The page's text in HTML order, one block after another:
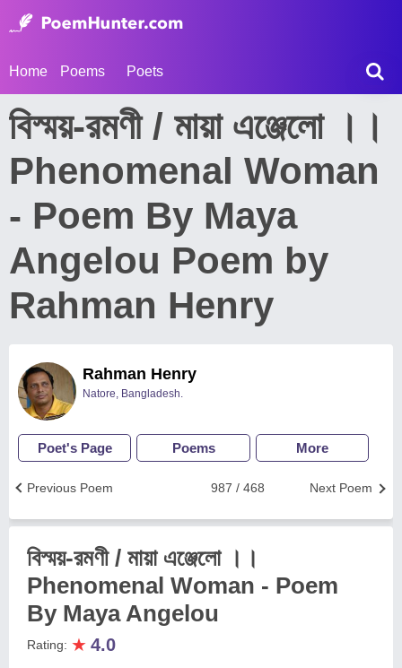
Home Poems Poets
বিস্ময়-রমণী / মায়া এঞ্জেলো ।।
Phenomenal Woman
- Poem By Maya
Angelou Poem by
Rahman Henry
Rahman Henry
Natore, Bangladesh.
Poet's Page Poems More
Next Poem
987 / 468
Previous Poem
বিস্ময়-রমণী / মায়া এঞ্জেলো ।।
Phenomenal Woman - Poem
By Maya Angelou
Rating: ★ 4.0